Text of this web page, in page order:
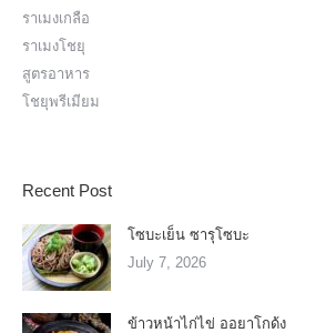
ราเมงเกลือ
ราเมงโชยุ
สูตรอาหาร
โชยุพรีเมียม
Recent Post
โซบะเย็น ซารุโซบะ
July 7, 2026
ข้าวหน้าไก่ไข่ ออยาโกด้ง